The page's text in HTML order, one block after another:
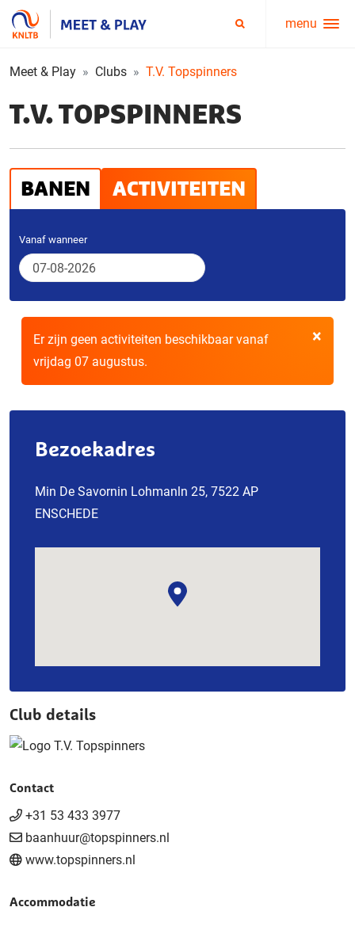
Service
menu
menu
Meet & Play Clubs T.V. Topspinners
T.V. TOPSPINNERS
BANEN ACTIVITEITEN
Vanaf wanneer
×
Er zijn geen activiteiten beschikbaar vanaf
vrijdag 07 augustus.
Bezoekadres
Min De Savornin Lohmanln 25, 7522 AP
ENSCHEDE
Club details
Contact
+31 53 433 3977
baanhuur@topspinners.nl
www.topspinners.nl
Accommodatie